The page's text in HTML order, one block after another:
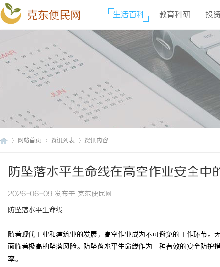
克东便民网 生活百科 教育科研 投
网站首页 资讯列表 资讯内容
防坠落水平生命线在高空作业安全中
2026-06-09 发布于 克东便民网
防坠落水平生命线
随着现代工业和建筑业的发展，高空作业成为不可避免的工作环节
面临着极高的坠落风险。防坠落水平生命线作为一种有效的安全防
率。